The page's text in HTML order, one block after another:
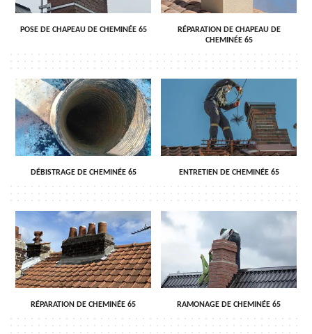
POSE DE CHAPEAU DE CHEMINÉE 65
RÉPARATION DE CHAPEAU DE
CHEMINÉE 65
DÉBISTRAGE DE CHEMINÉE 65 ENTRETIEN DE CHEMINÉE 65
RÉPARATION DE CHEMINÉE 65 RAMONAGE DE CHEMINÉE 65